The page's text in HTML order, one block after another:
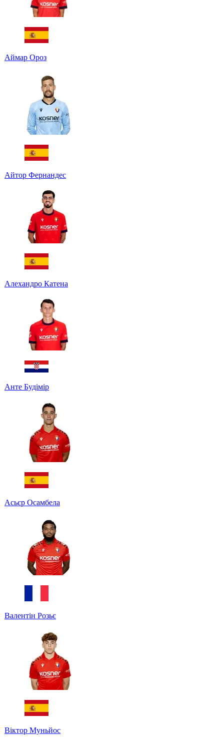
Аймар Ороз
Айтор Фернандес
Алехандро Катена
Анте Будімір
Асьєр Осамбела
Валентін Розьє
Віктор Муньйос